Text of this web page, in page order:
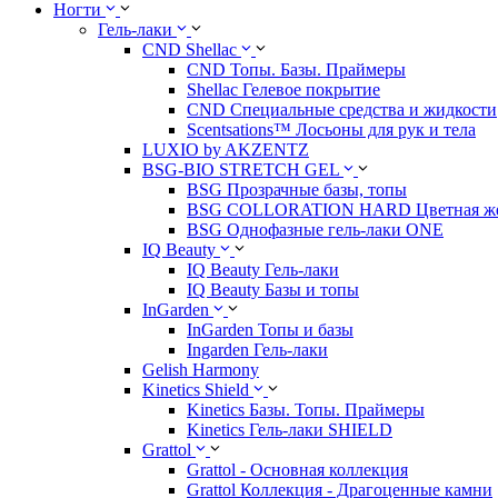
Ногти
Гель-лаки
CND Shellac
CND Топы. Базы. Праймеры
Shellac Гелевое покрытие
CND Специальные средства и жидкости
Scentsations™ Лосьоны для рук и тела
LUXIO by AKZENTZ
BSG-BIO STRETCH GEL
BSG Прозрачные базы, топы
BSG COLLORATION HARD Цветная
BSG Однофазные гель-лаки ONE
IQ Beauty
IQ Beauty Гель-лаки
IQ Beauty Базы и топы
InGarden
InGarden Топы и базы
Ingarden Гель-лаки
Gelish Harmony
Kinetics Shield
Kinetics Базы. Топы. Праймеры
Kinetics Гель-лаки SHIELD
Grattol
Grattol - Oснoвнaя коллекция
Grattol Коллекция - Драгоценные камни